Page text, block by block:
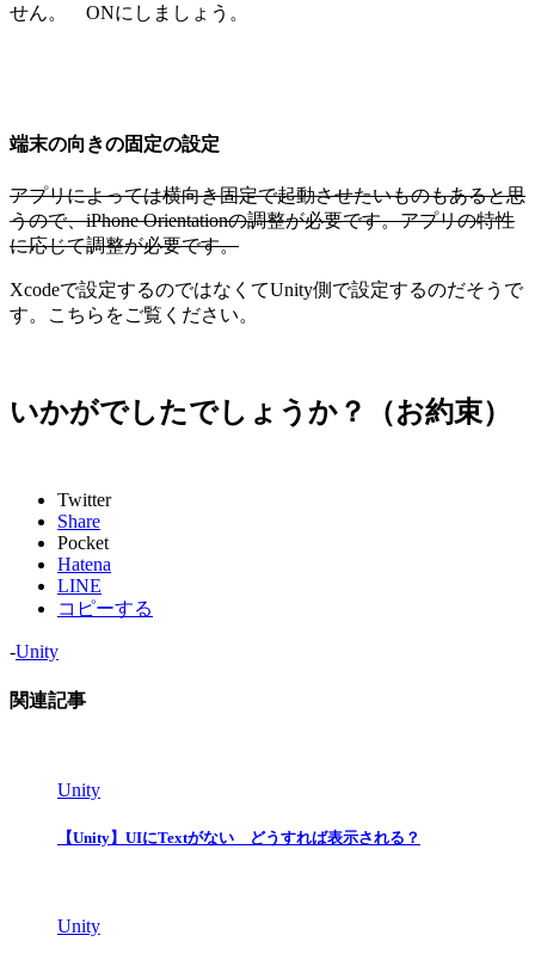
せん。 ONにしましょう。
端末の向きの固定の設定
アプリによっては横向き固定で起動させたいものもあると思
うので、iPhone Orientationの調整が必要です。アプリの特性
に応じて調整が必要です。
Xcodeで設定するのではなくてUnity側で設定するのだそうで
す。こちらをご覧ください。
いかがでしたでしょうか？（お約束）
Twitter
Share
Pocket
Hatena
LINE
コピーする
-Unity
関連記事
Unity
【Unity】UIにTextがない どうすれば表示される？
Unity